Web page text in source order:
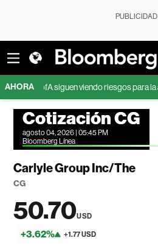
PUBLICIDAD
AHORAsiguen viendo riesgos para la acción
Cotización CG
agosto 04, 2026 | 05:45 PM
Bloomberg Línea
Carlyle Group Inc/The
CG
50.70USD
+3.62% +1.77 USD